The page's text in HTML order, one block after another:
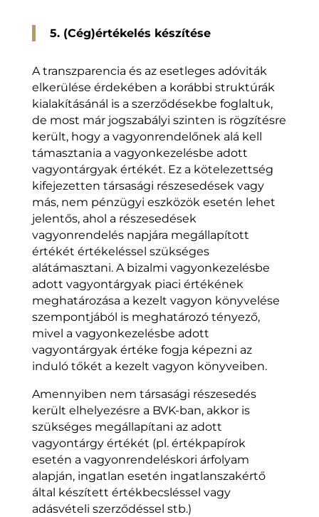
5. (Cég)értékelés készítése
A transzparencia és az esetleges adóviták
elkerülése érdekében a korábbi struktúrák
kialakításánál is a szerződésekbe foglaltuk,
de most már jogszabályi szinten is rögzítésre
került, hogy a vagyonrendelőnek alá kell
támasztania a vagyonkezelésbe adott
vagyontárgyak értékét. Ez a kötelezettség
kifejezetten társasági részesedések vagy
más, nem pénzügyi eszközök esetén lehet
jelentős, ahol a részesedések
vagyonrendelés napjára megállapított
értékét értékeléssel szükséges
alátámasztani. A bizalmi vagyonkezelésbe
adott vagyontárgyak piaci értékének
meghatározása a kezelt vagyon könyvelése
szempontjából is meghatározó tényező,
mivel a vagyonkezelésbe adott
vagyontárgyak értéke fogja képezni az
induló tőkét a kezelt vagyon könyveiben.
Amennyiben nem társasági részesedés
került elhelyezésre a BVK-ban, akkor is
szükséges megállapítani az adott
vagyontárgy értékét (pl. értékpapírok
esetén a vagyonrendeléskori árfolyam
alapján, ingatlan esetén ingatlanszakértő
által készített értékbecsléssel vagy
adásvételi szerződéssel stb.)